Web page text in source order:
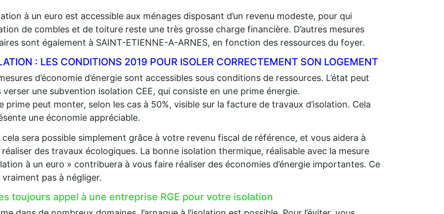
à un euro est accessible aux ménages disposant d’un revenu modeste, pour qui
de combles et de toiture reste une très grosse charge financière. D’autres mesures
sont également à SAINT-ETIENNE-A-ARNES, en fonction des ressources du foyer.
: LES CONDITIONS 2019 POUR ISOLER CORRECTEMENT SON LOGEMENT
d’économie d’énergie sont accessibles sous conditions de ressources. L’état peut
verser une subvention isolation CEE, qui consiste en une prime énergie.
prime peut monter, selon les cas à 50%, visible sur la facture de travaux d’isolation. Cela
une économie appréciable.
sera possible simplement grâce à votre revenu fiscal de référence, et vous aidera à
des travaux écologiques. La bonne isolation thermique, réalisable avec la mesure
à un euro » contribuera à vous faire réaliser des économies d’énergie importantes. Ce
vraiment pas à négliger.
toujours appel à une entreprise RGE pour votre isolation